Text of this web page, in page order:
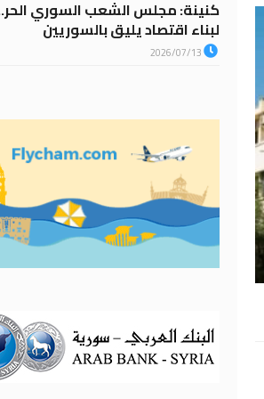
كنينة: مجلس الشعب السوري
لبناء اقتصاد يليق بالسوريين
2026/07/13